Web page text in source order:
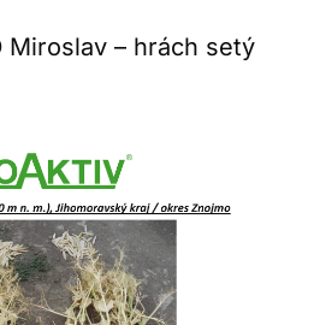
Miroslav – hrách setý